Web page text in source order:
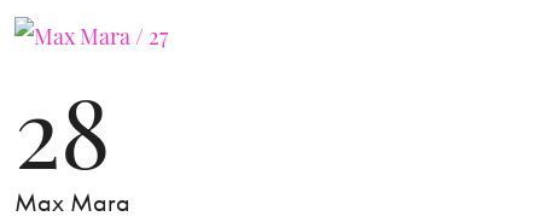
28
Max Mara